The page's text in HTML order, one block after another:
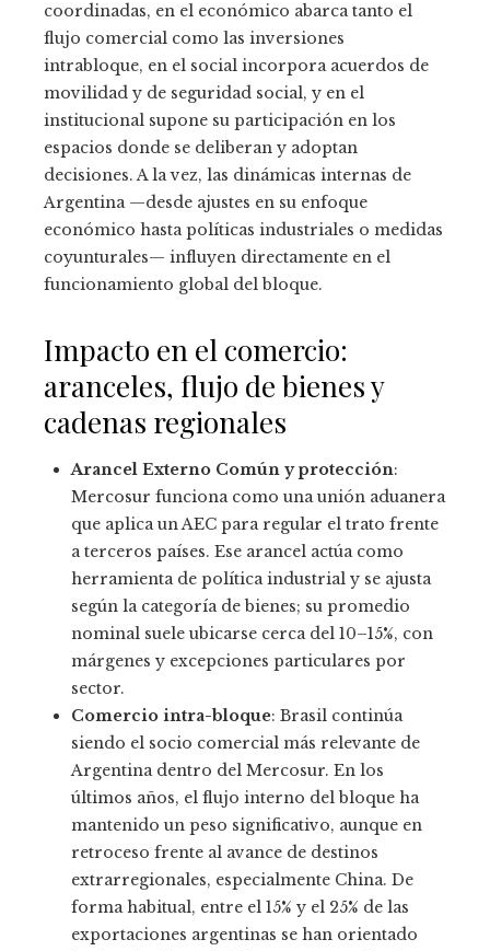
coordinadas, en el económico abarca tanto el
flujo comercial como las inversiones
intrabloque, en el social incorpora acuerdos de
movilidad y de seguridad social, y en el
institucional supone su participación en los
espacios donde se deliberan y adoptan
decisiones. A la vez, las dinámicas internas de
Argentina —desde ajustes en su enfoque
económico hasta políticas industriales o medidas
coyunturales— influyen directamente en el
funcionamiento global del bloque.
Impacto en el comercio:
aranceles, flujo de bienes y
cadenas regionales
Arancel Externo Común y protección:
Mercosur funciona como una unión aduanera
que aplica un AEC para regular el trato frente
a terceros países. Ese arancel actúa como
herramienta de política industrial y se ajusta
según la categoría de bienes; su promedio
nominal suele ubicarse cerca del 10–15%, con
márgenes y excepciones particulares por
sector.
Comercio intra-bloque: Brasil continúa
siendo el socio comercial más relevante de
Argentina dentro del Mercosur. En los
últimos años, el flujo interno del bloque ha
mantenido un peso significativo, aunque en
retroceso frente al avance de destinos
extrarregionales, especialmente China. De
forma habitual, entre el 15% y el 25% de las
exportaciones argentinas se han orientado